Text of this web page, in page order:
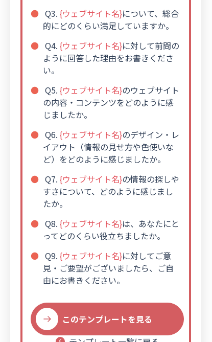
Q3. {ウェブサイト名}について、総合
的にどのくらい満足していますか。
Q4. {ウェブサイト名}に対して前問の
ように回答した理由をお書きくださ
い。
Q5. {ウェブサイト名}のウェブサイト
の内容・コンテンツをどのように感
じましたか。
Q6. {ウェブサイト名}のデザイン・レ
イアウト（情報の見せ方や色使いな
ど）をどのように感じましたか。
Q7. {ウェブサイト名}の情報の探しや
すさについて、どのように感じまし
たか。
Q8. {ウェブサイト名}は、あなたにと
ってどのくらい役立ちましたか。
Q9. {ウェブサイト名}に対してご意
見・ご要望がございましたら、ご自
由にお書きください。
このテンプレートを見る